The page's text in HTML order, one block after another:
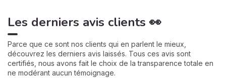
Les derniers avis clients 👀
Parce que ce sont nos clients qui en parlent le mieux,
découvrez les derniers avis laissés. Tous ces avis sont
certifiés, nous avons fait le choix de la transparence totale en
ne modérant aucun témoignage.